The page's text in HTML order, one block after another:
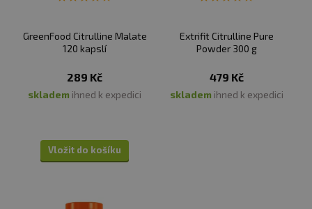
GreenFood Citrulline Malate
120 kapslí
289 Kč
skladem ihned k expedici
Vložit do košíku
Extrifit Citrulline Pure
Powder 300 g
479 Kč
skladem ihned k expedici